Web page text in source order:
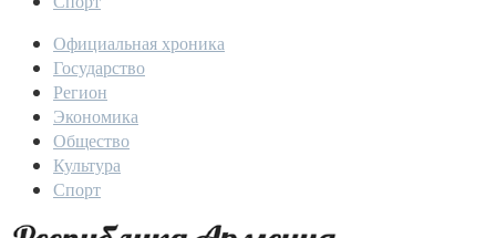
Официальная хроника
Государство
Регион
Экономика
Общество
Культура
Спорт